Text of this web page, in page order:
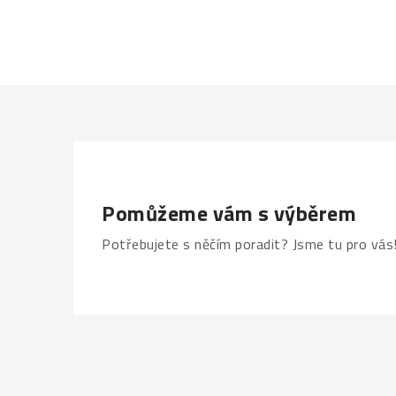
Pomůžeme vám s výběrem
Potřebujete s něčím poradit? Jsme tu pro vás!